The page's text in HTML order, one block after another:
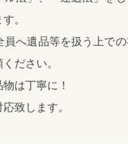
。
員へ遺品等を扱う上で
ださい。
は丁寧に！
致します。